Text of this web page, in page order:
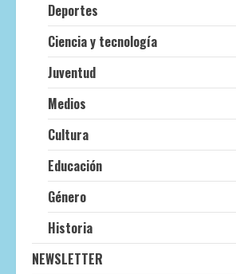
Deportes
Ciencia y tecnología
Juventud
Medios
Cultura
Educación
Género
Historia
NEWSLETTER